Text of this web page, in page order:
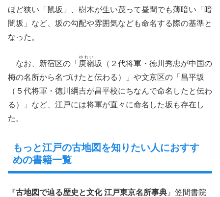
ほど狭い「鼠坂」、樹木が生い茂って昼間でも薄暗い「暗
闇坂」など、坂の勾配や雰囲気なども命名する際の基準と
なった。
なお、新宿区の「 庚嶺
ゆれい
坂（２代将軍・徳川秀忠が中国の
梅の名所から名づけたと伝わる）」や文京区の「昌平坂
（５代将軍・徳川綱吉が昌平校にちなんで命名したと伝わ
る）」など、江戸には将軍が直々に命名した坂も存在し
た。
もっと江戸の古地図を知りたい人におすす
めの書籍一覧
『古地図で辿る歴史と文化 江戸東京名所事典 』笠間書院